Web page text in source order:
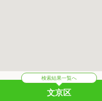
検索結果一覧へ
文京区